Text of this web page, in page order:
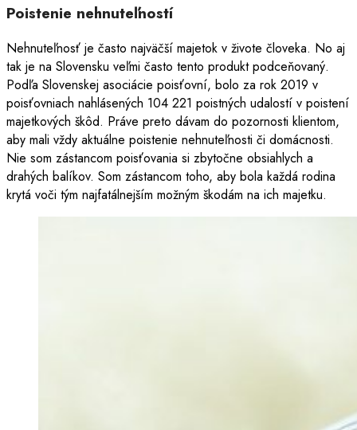
Poistenie nehnuteľností
Nehnuteľnosť je často najväčší majetok v živote človeka. No aj
tak je na Slovensku veľmi často tento produkt podceňovaný.
Podľa Slovenskej asociácie poisťovní, bolo za rok 2019 v
poisťovniach nahlásených 104 221 poistných udalostí v poistení
majetkových škôd. Práve preto dávam do pozornosti klientom,
aby mali vždy aktuálne poistenie nehnuteľnosti či domácnosti.
Nie som zástancom poisťovania si zbytočne obsiahlych a
drahých balíkov. Som zástancom toho, aby bola každá rodina
krytá voči tým najfatálnejším možným škodám na ich majetku.